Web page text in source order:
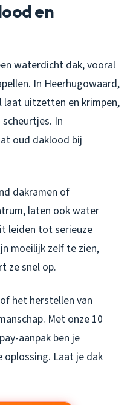
en
waterdicht dak, vooral
In Heerhugowaard,
uitzetten en krimpen,
In
oud daklood bij
dakramen of
laten ook water
leiden tot serieuze
moeilijk zelf te zien,
ze snel op.
het herstellen van
Met onze 10
aanpak ben je
oplossing. Laat je dak